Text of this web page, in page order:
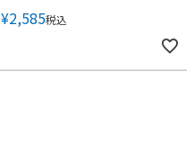
¥2,585税込